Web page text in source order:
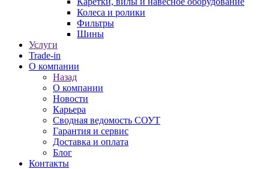
Колеса и ролики
Фильтры
Шины
Услуги
Trade-in
О компании
Назад
О компании
Новости
Карьера
Сводная ведомость СОУТ
Гарантия и сервис
Доставка и оплата
Блог
Контакты